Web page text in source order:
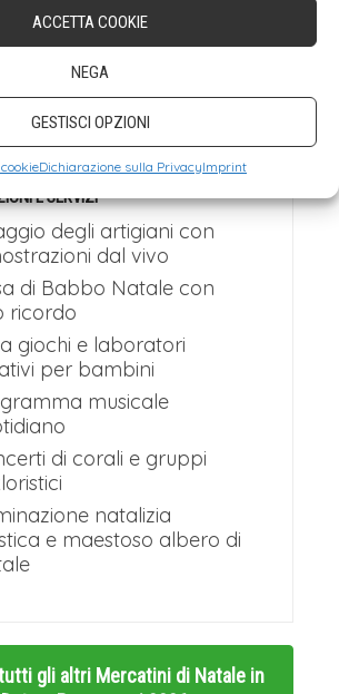
ACCETTA COOKIE
NEGA
GESTISCI OPZIONI
Dichiarazione sulla PrivacyImprint
tradizionali
gastronomiche
autentiche
e bevande calde
Kinderpunsch)
E SERVIZI
degli artigiani con
dal vivo
di Babbo Natale con
ricordo
giochi e laboratori
per bambini
musicale
di corali e gruppi
natalizia
e maestoso albero di
gli altri Mercatini di Natale in